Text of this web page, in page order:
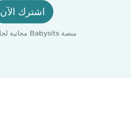
اشترك الآن
منصة Babysits مجانية لجليسات الأطفال!